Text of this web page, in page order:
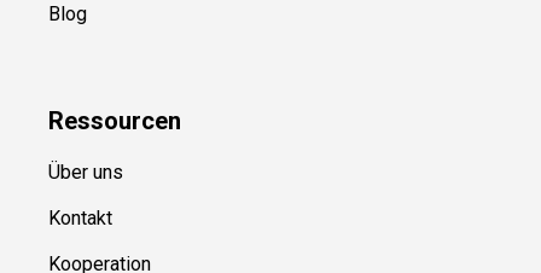
Blog
Ressourcen
Über uns
Kontakt
Kooperation